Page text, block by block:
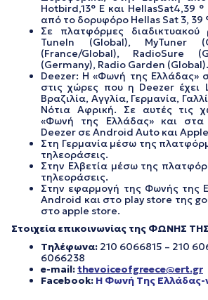
Hotbird,13° E και HellasSat4,39
από το δορυφόρο Hellas Sat 3, 39
Σε πλατφόρμες
TuneIn (Global), MyTuner
(France/Global), RadioSure
(Germany), Radio Garden (Global).
Deezer: Η «Φωνή της Ελλάδας»
στις χώρες που η Deezer έχει
Βραζιλία, Αγγλία, Γερμανία,
Νότια Αφρική. Σε αυτές τις
«Φωνή της Ελλάδας» και στα
Deezer σε Android Auto και
Στη Γερμανία μέσω της
τηλεοράσεις.
Στην Ελβετία μέσω της
τηλεοράσεις.
Στην εφαρμογή της Φωνής της
Android και στο play store της
στο apple store.
Στοιχεία επικοινωνίας της ΦΩΝΗΣ
Τηλέφωνα: 210 6066815 – 210
6066238
e-mail:thevoiceofgreece@ert.gr
Facebook: Η Φωνή Της